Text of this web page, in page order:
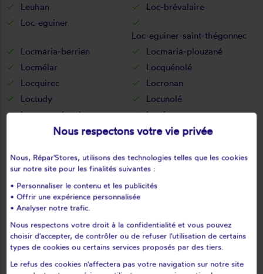
Leuhan
Loc-brévalaire
Loc-eguiner
Loc-eguiner-saint-thégonnec
Locmaria-berrien
Locmaria-plouzané
Locmélar
Locquénolé
Locquirec
Locronan
Loctudy
Locunolé
Logonna-daoulas
Lopérec
Loperhet
Loqueffret
Melgven
Mespaul
Morlaix
Névez
Pencran
Penmarch
Peumerit
Peumérit
Nous respectons votre vie privée
Nous, Répar'Stores, utilisons des technologies telles que les cookies
sur notre site pour les finalités suivantes :
• Personnaliser le contenu et les publicités
• Offrir une expérience personnalisée
• Analyser notre trafic.
Nous respectons votre droit à la confidentialité et vous pouvez
choisir d'accepter, de contrôler ou de refuser l'utilisation de certains
types de cookies ou certains services proposés par des tiers.
Le refus des cookies n'affectera pas votre navigation sur notre site